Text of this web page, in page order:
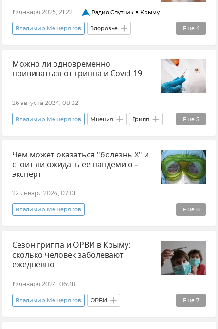
19 января 2025, 21:22 Радио Спутник в Крыму
Еще 4
Владимир Мещеряков Здоровье
Здравоохранение в Крыму и Севастополе
Здравоохранение в России
Можно ли одновременно
прививаться от гриппа и Covid-19
26 августа 2024, 08:32
Еще 5
Владимир Мещеряков Мнения Грипп
Коронавирус Вакцина Вакцинация
Минздрав Крыма Здоровье
Чем может оказаться "болезнь Х" и
стоит ли ожидать ее пандемию –
эксперт
22 января 2024, 07:01
Еще 8
Владимир Мещеряков
Эксклюзивы РИА Новости Крым Здоровье
Болезнь Х Пандемия
Здравоохранение в Крыму и Севастополе
Новости
Сезон гриппа и ОРВИ в Крыму:
сколько человек заболевают
ежедневно
19 января 2024, 06:38
Еще 7
Владимир Мещеряков ОРВИ
Эксклюзивы РИА Новости Крым Грипп